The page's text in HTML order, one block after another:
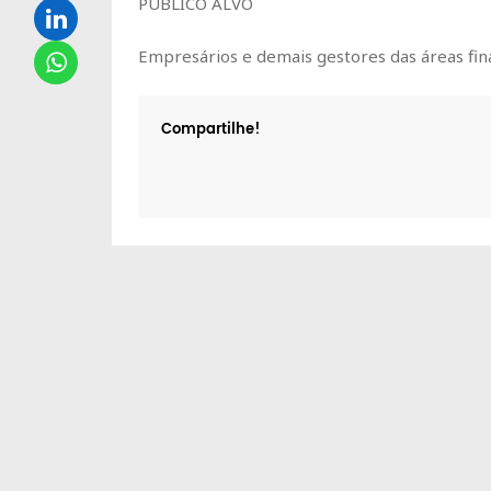
Empresários e demais gestores das áreas
Compartilhe!